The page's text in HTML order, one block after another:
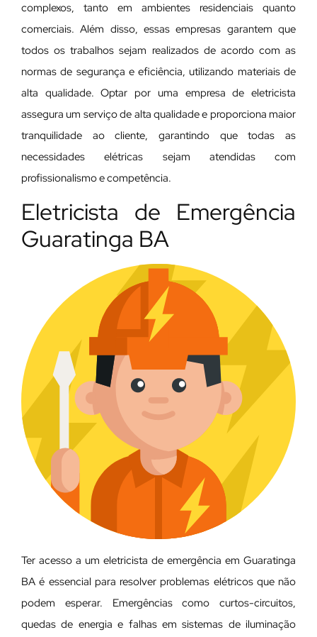
complexos, tanto em ambientes residenciais quanto
comerciais. Além disso, essas empresas garantem que
todos os trabalhos sejam realizados de acordo com as
normas de segurança e eficiência, utilizando materiais de
alta qualidade. Optar por uma empresa de eletricista
assegura um serviço de alta qualidade e proporciona maior
tranquilidade ao cliente, garantindo que todas as
necessidades elétricas sejam atendidas com
profissionalismo e competência.
Eletricista de Emergência
Guaratinga BA
Ter acesso a um eletricista de emergência em Guaratinga
BA é essencial para resolver problemas elétricos que não
podem esperar. Emergências como curtos-circuitos,
quedas de energia e falhas em sistemas de iluminação